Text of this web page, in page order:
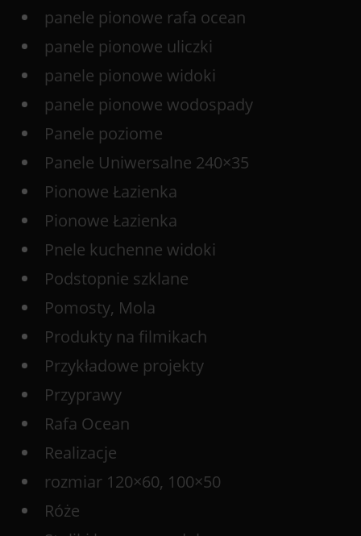
panele pionowe rafa ocean
panele pionowe uliczki
panele pionowe widoki
panele pionowe wodospady
Panele poziome
Panele Uniwersalne 240×35
Pionowe Łazienka
Pionowe Łazienka
Pnele kuchenne widoki
Podstopnie szklane
Pomosty, Mola
Produkty na filmikach
Przykładowe projekty
Przyprawy
Rafa Ocean
Realizacje
rozmiar 120×60, 100×50
Róże